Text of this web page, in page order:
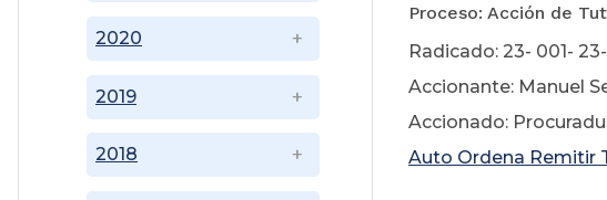
2018
2019
2020
Proceso: Acción de
Radicado: 23- 001-
Accionante: Manuel
Accionado:
Auto Ordena Remitir